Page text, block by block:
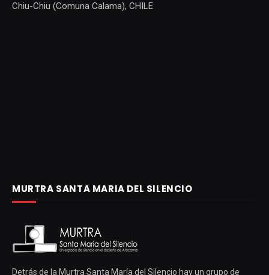
Chiu-Chiu (Comuna Calama), CHILE
MURTRA SANTA MARIA DEL SILENCIO
Detrás de la Murtra Santa María del Silencio hay un grupo de